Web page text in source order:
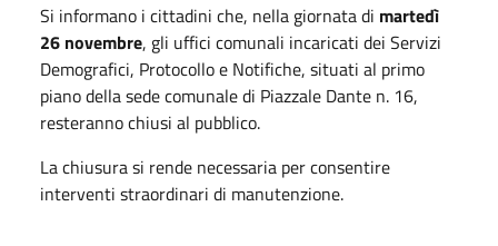
Si informano i cittadini che, nella giornata di martedì
26 novembre, gli uffici comunali incaricati dei Servizi
Demografici, Protocollo e Notifiche, situati al primo
piano della sede comunale di Piazzale Dante n. 16,
resteranno chiusi al pubblico.
La chiusura si rende necessaria per consentire
interventi straordinari di manutenzione.